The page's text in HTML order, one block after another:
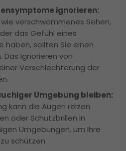
ignorieren:
verschwommenes Sehen,
das Gefühl eines
haben, sollten Sie einen
Ignorieren von
Verschlechterung der
Umgebung bleiben:
kann die Augen reizen.
oder Schutzbrillen in
Umgebungen, um Ihre
schützen.